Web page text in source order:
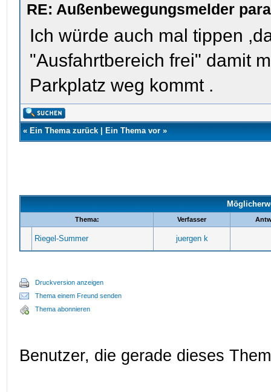
RE: Außenbewegungsmelder
Ich würde auch mal tippen
"Ausfahrtbereich frei" damit
Parkplatz weg kommt .
« Ein Thema zurück| Ein Thema vor »
Thema: Verfasser
Riegel-Summer juergen k
Druckversion anzeigen
Thema einem Freund senden
Thema abonnieren
Benutzer, die gerade dieses